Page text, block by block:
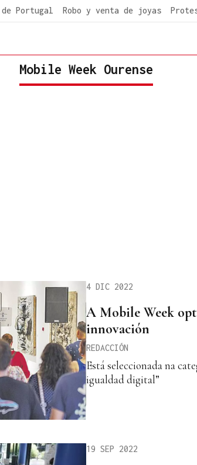
Portugal Robo y venta de joyas
Mobile Week Ourense
4 DIC 2022
A Mobile Week
innovación
REDACCIÓN
Está seleccionada na
igualdad digital”
19 SEP 2022